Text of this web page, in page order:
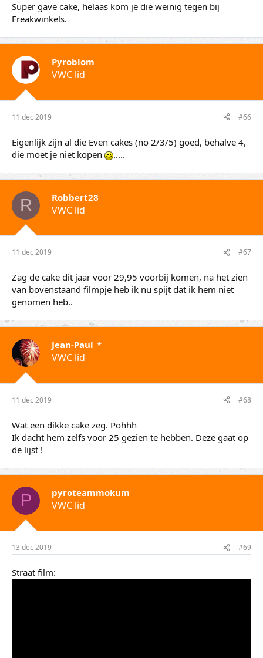
Super gave cake, helaas kom je die weinig tegen bij
Freakwinkels.
Pyroblom
VWC lid
11 dec 2019 #66
Eigenlijk zijn al die Even cakes (no 2/3/5) goed, behalve 4,
die moet je niet kopen
.....
R Robbert28
VWC lid
11 dec 2019 #67
Zag de cake dit jaar voor 29,95 voorbij komen, na het zien
van bovenstaand filmpje heb ik nu spijt dat ik hem niet
genomen heb..
Jean-Paul_*
VWC lid
11 dec 2019 #68
Wat een dikke cake zeg. Pohhh
Ik dacht hem zelfs voor 25 gezien te hebben. Deze gaat op
de lijst !
P pyroteammokum
VWC lid
13 dec 2019 #69
Straat film: